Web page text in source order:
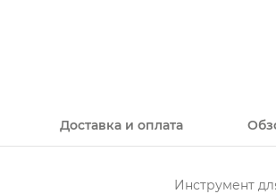
Доставка и оплата
Инструмент